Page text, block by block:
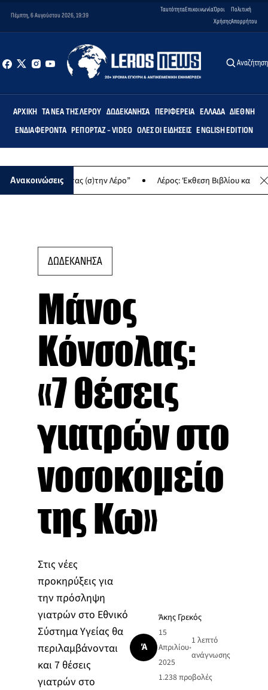
Πέμπτη, 6 Αυγούστου 2026, 19:39
ΤαυτότηταΕπικοινωνίαΌροι
Χρήσης
Πολιτική
Απορρήτου
Αναζήτηση
ΑΡΧΙΚΉ ΤΑ ΝΈΑ ΤΗΣ ΛΈΡΟΥ ΔΩΔΕΚΆΝΗΣΑ ΠΕΡΙΦΈΡΕΙΑ ΕΛΛΆΔΑ ΔΙΕΘΝΉ
ΕΝΔΙΑΦΈΡΟΝΤΑ ΡΕΠΟΡΤΆΖ - VIDEO ΌΛΕΣ ΟΙ ΕΙΔΉΣΕΙΣ ENGLISH EDITION
Ανακοινώσεις
“Δημιουργώντας (σ)την Λέρο” Λέρος: Έκθεση Βιβλίου και
ΔΩΔΕΚΑΝΗΣΑ
Μάνος
Κόνσολας:
«7 θέσεις
γιατρών στο
νοσοκομείο
της Κω»
Στις νέες
προκηρύξεις για
την πρόσληψη
γιατρών στο Εθνικό
Σύστημα Υγείας θα
περιλαμβάνονται
και 7 θέσεις
γιατρών στο
Ά
Άκης Γρεκός
15
Απριλίου
2025
•
1 λεπτό
ανάγνωσης
1.238 προβολές